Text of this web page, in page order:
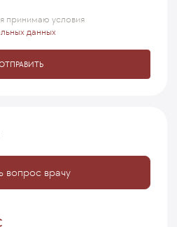
принимаю условия
данных
вопрос врачу